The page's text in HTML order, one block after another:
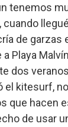
tenemos
de garzas
Playa
dos
el kitesurf,
que hacen
de usar